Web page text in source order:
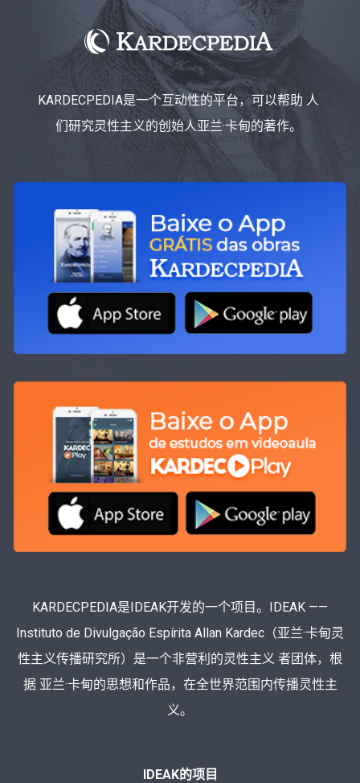
KARDECPEDIA是一个互动性的平台，可以帮助 人
们研究灵性主义的创始人亚兰·卡甸的著作。
KARDECPEDIA是IDEAK开发的一个项目。IDEAK ——
Instituto de Divulgação Espírita Allan Kardec（亚兰·卡甸灵
性主义传播研究所）是一个非营利的灵性主义 者团体，根
据 亚兰·卡甸的思想和作品，在全世界范围内传播灵性主
义。
IDEAK的项目